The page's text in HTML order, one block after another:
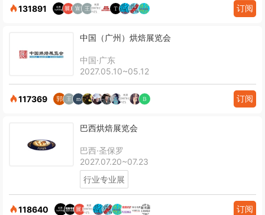
131891 订阅
中国（广州）烘焙展览会
中国·广东
2027.05.10~05.12
117369 订阅
巴西烘焙展览会
巴西·圣保罗
2027.07.20~07.23
行业专业展
118640 订阅